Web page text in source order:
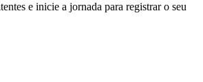
e inicie a jornada para registrar o seu